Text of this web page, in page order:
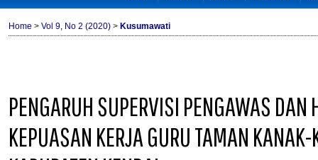
Home > Vol 9, No 2 (2020) > Kusumawati
PENGARUH SUPERVISI PENGAWAS
KEPUASAN KERJA GURU TAMAN